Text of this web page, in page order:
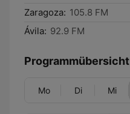
Zaragoza: 105.8 FM
Ávila: 92.9 FM
Programmübersicht
Mo Di Mi